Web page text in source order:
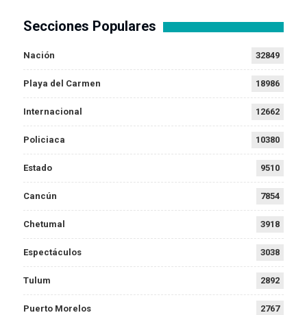
Secciones Populares
Nación 32849
Playa del Carmen 18986
Internacional 12662
Policiaca 10380
Estado 9510
Cancún 7854
Chetumal 3918
Espectáculos 3038
Tulum 2892
Puerto Morelos 2767